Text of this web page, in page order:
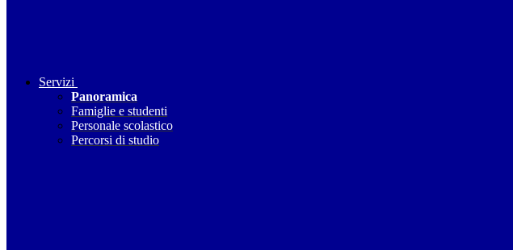
Servizi
Panoramica
Famiglie e studenti
Personale scolastico
Percorsi di studio